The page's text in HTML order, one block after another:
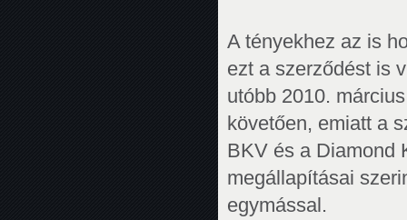
A tényekhez az is
ezt a szerződést is
utóbb 2010.
követően, emiatt a
BKV és a Diamond
megállapításai
egymással.